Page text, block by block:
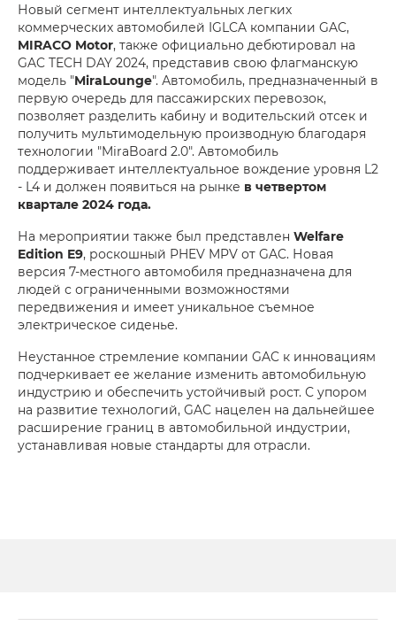
Новый сегмент интеллектуальных легких
коммерческих автомобилей IGLCA компании GAC,
MIRACO Motor, также официально дебютировал на
GAC TECH DAY 2024, представив свою флагманскую
модель "MiraLounge". Автомобиль, предназначенный в
первую очередь для пассажирских перевозок,
позволяет разделить кабину и водительский отсек и
получить мультимодельную производную благодаря
технологии "MiraBoard 2.0". Автомобиль
поддерживает интеллектуальное вождение уровня L2
- L4 и должен появиться на рынке в четвертом
квартале 2024 года.
На мероприятии также был представлен Welfare
Edition E9, роскошный PHEV MPV от GAC. Новая
версия 7-местного автомобиля предназначена для
людей с ограниченными возможностями
передвижения и имеет уникальное съемное
электрическое сиденье.
Неустанное стремление компании GAC к инновациям
подчеркивает ее желание изменить автомобильную
индустрию и обеспечить устойчивый рост. С упором
на развитие технологий, GAC нацелен на дальнейшее
расширение границ в автомобильной индустрии,
устанавливая новые стандарты для отрасли.